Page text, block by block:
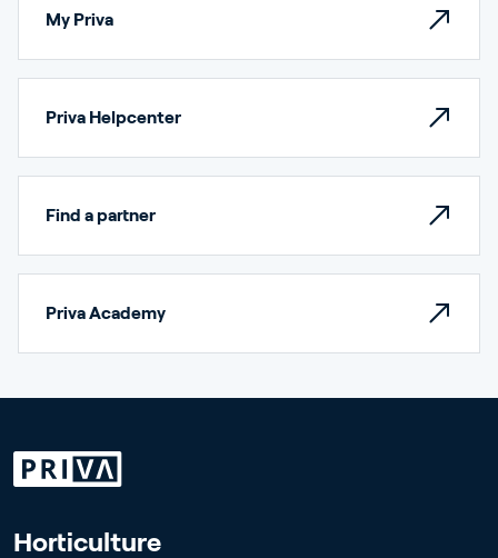
My Priva
Priva Helpcenter
Find a partner
Priva Academy
Horticulture